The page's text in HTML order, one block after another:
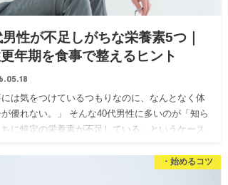
性が不足しがちな栄養素5つ｜
年期を食事で整えるヒント
には気をつけているつもりなのに、なんとなく体
優れない。」 そんな40代男性に多いのが「知ら
に特定の栄養素が不足している」というケース
・始めるコツ